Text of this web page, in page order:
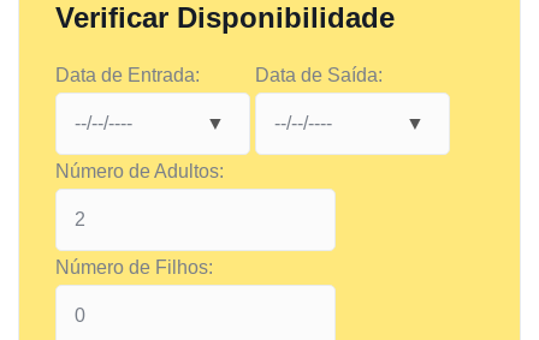
Verificar Disponibilidade
Data de Entrada: Data de Saída:
Número de Adultos:
Número de Filhos: